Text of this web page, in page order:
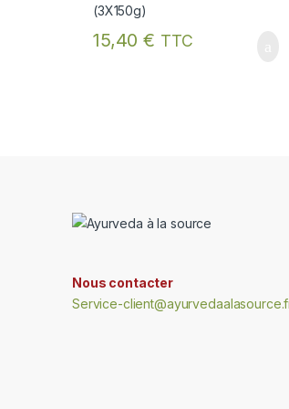
15,40€ TTC
Nous contacter
Service-